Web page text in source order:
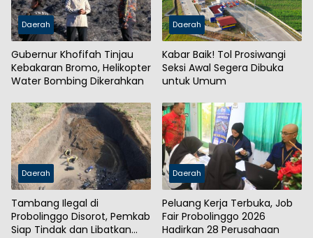
Daerah
Gubernur Khofifah Tinjau
Kebakaran Bromo, Helikopter
Water Bombing Dikerahkan
Daerah
Kabar Baik! Tol Prosiwangi
Seksi Awal Segera Dibuka
untuk Umum
Daerah
Tambang Ilegal di
Probolinggo Disorot, Pemkab
Siap Tindak dan Libatkan
Daerah
Peluang Kerja Terbuka, Job
Fair Probolinggo 2026
Hadirkan 28 Perusahaan